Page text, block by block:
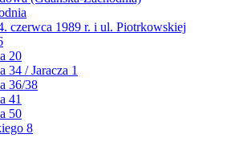
czerwca 1989 r. i ul. Piotrkowskiej
20
34 / Jaracza 1
36/38
41
50
8